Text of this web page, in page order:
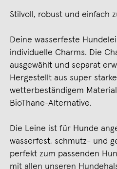
Stilvoll, robust und einfach
Deine wasserfeste
individuelle Charms. Die
ausgewählt und separat
Hergestellt aus super
wetterbeständigem
BioThane-Alternative.
Die Leine ist für Hunde
wasserfest, schmutz- und
perfekt zum passenden
mit allen unseren